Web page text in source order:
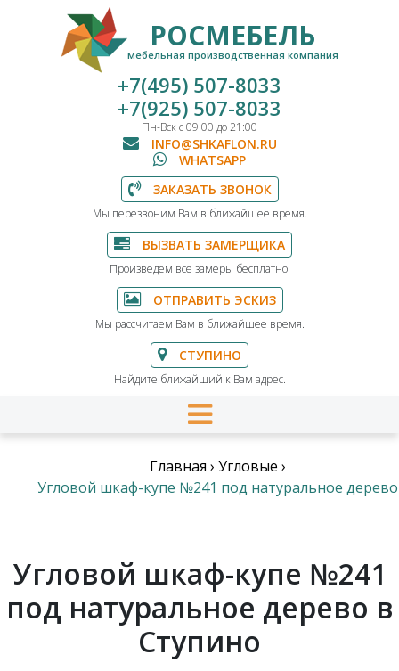
РОСМЕБЕЛЬ
мебельная производственная компания
+7(495) 507-8033
+7(925) 507-8033
Пн-Вск с 09:00 до 21:00
INFO@SHKAFLON.RU
WHATSAPP
ЗАКАЗАТЬ ЗВОНОК
Мы перезвоним Вам в ближайшее время.
ВЫЗВАТЬ ЗАМЕРЩИКА
Произведем все замеры бесплатно.
ОТПРАВИТЬ ЭСКИЗ
Мы рассчитаем Вам в ближайшее время.
СТУПИНО
Найдите ближайший к Вам адрес.
Главная › Угловые ›
Угловой шкаф-купе №241 под натуральное дерево
Угловой шкаф-купе №241
под натуральное дерево в
Ступино